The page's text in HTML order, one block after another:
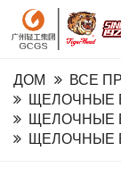
ДОМ
ВСЕ
ЩЕЛОЧНЫЕ
ЩЕЛОЧНЫЕ
ЩЕЛОЧНЫЕ